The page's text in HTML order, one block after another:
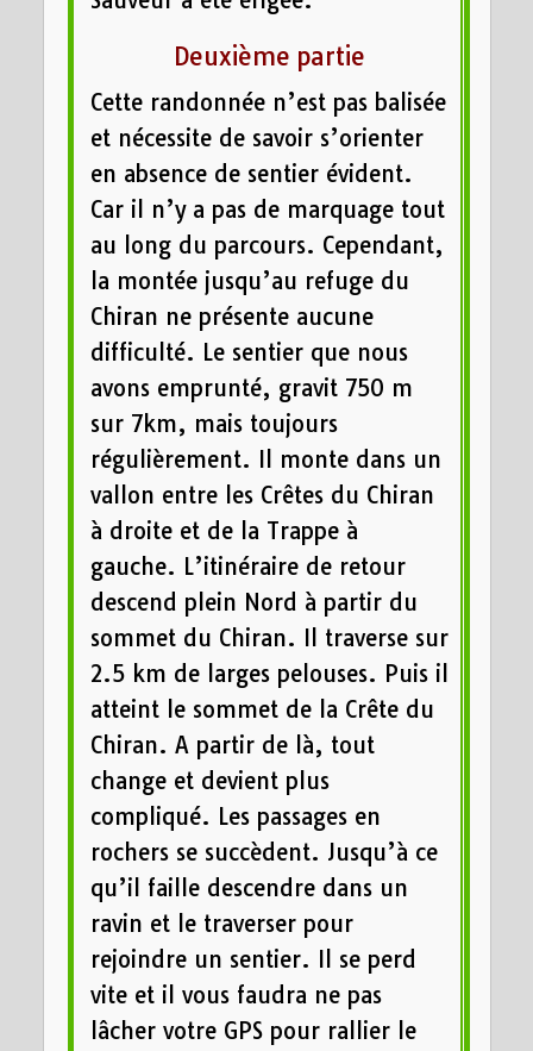
Deuxième partie
Cette randonnée n’est pas balisée
et nécessite de savoir s’orienter
en absence de sentier évident.
Car il n’y a pas de marquage tout
au long du parcours. Cependant,
la montée jusqu’au refuge du
Chiran ne présente aucune
difficulté. Le sentier que nous
avons emprunté, gravit 750 m
sur 7km, mais toujours
régulièrement. Il monte dans un
vallon entre les Crêtes du Chiran
à droite et de la Trappe à
gauche. L’itinéraire de retour
descend plein Nord à partir du
sommet du Chiran. Il traverse sur
2.5 km de larges pelouses. Puis il
atteint le sommet de la Crête du
Chiran. A partir de là, tout
change et devient plus
compliqué. Les passages en
rochers se succèdent. Jusqu’à ce
qu’il faille descendre dans un
ravin et le traverser pour
rejoindre un sentier. Il se perd
vite et il vous faudra ne pas
lâcher votre GPS pour rallier le